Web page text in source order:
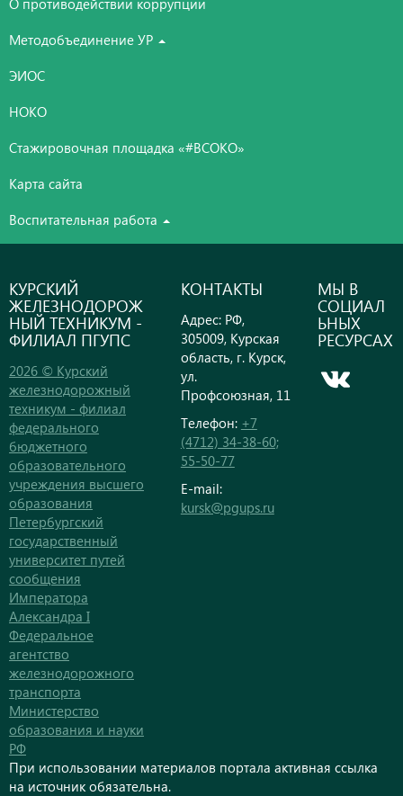
Методобъединение УР
ЭИОС
НОКО
Стажировочная площадка «#ВСОКО»
Карта сайта
Воспитательная работа
КУРСКИЙ
ЖЕЛЕЗНОДОРОЖ
НЫЙ ТЕХНИКУМ -
ФИЛИАЛ ПГУПС
2026 © Курский
железнодорожный
техникум - филиал
федерального
бюджетного
образовательного
учреждения высшего
образования
Петербургский
государственный
университет путей
сообщения
Императора
Александра I
Федеральное
агентство
железнодорожного
транспорта
Министерство
образования и науки
РФ
КОНТАКТЫ
Адрес: РФ,
305009, Курская
область, г. Курск,
ул.
Профсоюзная, 11
Телефон: +7
(4712) 34-38-60;
55-50-77
E-mail:
kursk@pgups.ru
МЫ В
СОЦИАЛ
ЬНЫХ
РЕСУРСАХ
При использовании материалов портала активная ссылка
на источник обязательна.